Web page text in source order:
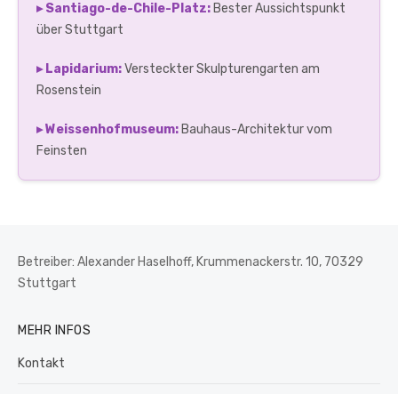
▸ Santiago-de-Chile-Platz: Bester Aussichtspunkt
über Stuttgart
▸ Lapidarium:Versteckter Skulpturengarten am
Rosenstein
▸ Weissenhofmuseum: Bauhaus-Architektur vom
Feinsten
Betreiber: Alexander Haselhoff, Krummenackerstr. 10, 70329
Stuttgart
MEHR INFOS
Kontakt